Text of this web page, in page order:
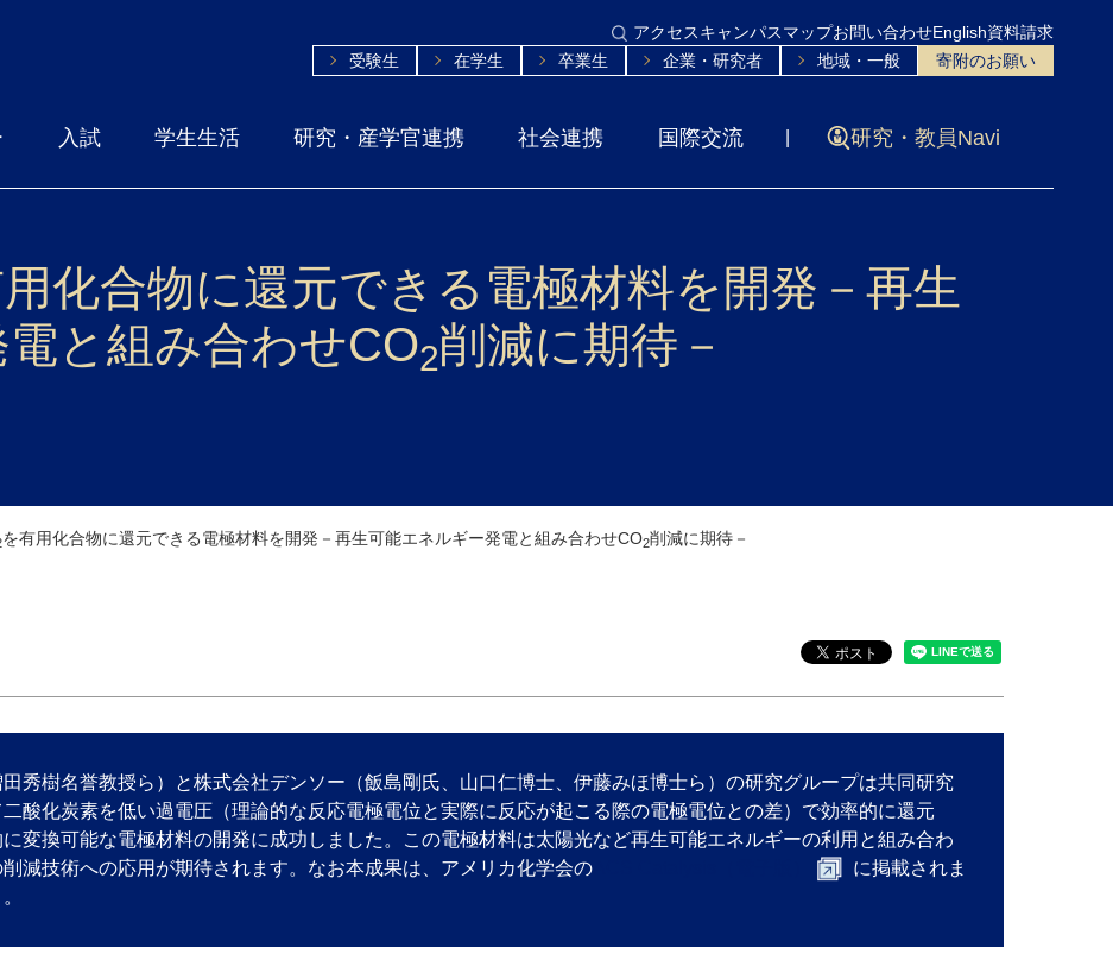
アクセスキャンパスマップお問い合わせEnglish資料請求
受験生
在学生 卒業生 企業・研究者 地域・一般 寄附のお願い
入試 学生生活 研究・産学官連携 社会連携 国際交流 研究・教員Navi
化合物に還元できる電極材料を開発－再生
と組み合わせCO2削減に期待－
を有用化合物に還元できる電極材料を開発－再生可能エネルギー発電と組み合わせCO2削減に期待－
秀樹名誉教授ら）と株式会社デンソー（飯島剛氏、山口仁博士、伊藤みほ博士ら）の研究グループは共同研究
酸化炭素を低い過電圧（理論的な反応電極電位と実際に反応が起こる際の電極電位との差）で効率的に還元
変換可能な電極材料の開発に成功しました。この電極材料は太陽光など再生可能エネルギーの利用と組み合わ
減技術への応用が期待されます。なお本成果は、アメリカ化学会の
に掲載されま